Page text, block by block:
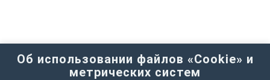
Об использовании файлов «Cookie» и
метрических систем